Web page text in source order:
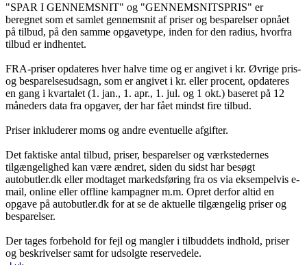
"SPAR I GENNEMSNIT" og "GENNEMSNITSPRIS" er
beregnet som et samlet gennemsnit af priser og besparelser opnået
på tilbud, på den samme opgavetype, inden for den radius, hvorfra
tilbud er indhentet.
FRA-priser opdateres hver halve time og er angivet i kr. Øvrige pris-
og besparelsesudsagn, som er angivet i kr. eller procent, opdateres
en gang i kvartalet (1. jan., 1. apr., 1. jul. og 1 okt.) baseret på 12
måneders data fra opgaver, der har fået mindst fire tilbud.
Priser inkluderer moms og andre eventuelle afgifter.
Det faktiske antal tilbud, priser, besparelser og værkstedernes
tilgængelighed kan være ændret, siden du sidst har besøgt
autobutler.dk eller modtaget markedsføring fra os via eksempelvis e-
mail, online eller offline kampagner m.m. Opret derfor altid en
opgave på autobutler.dk for at se de aktuelle tilgængelig priser og
besparelser.
Der tages forbehold for fejl og mangler i tilbuddets indhold, priser
og beskrivelser samt for udsolgte reservedele.